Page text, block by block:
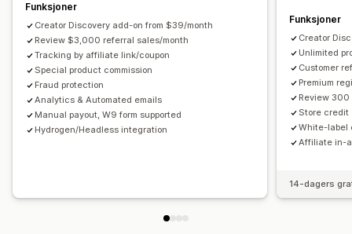
Samarbeidspartner-opplevelse
Tilpassede instrumentbord
Tilpasset registrering
Merkevareportal Tilpassede lenker og rabatter
Tilpasset domene Tilpassede skjemaer
Tilpasset merkevarebygging
Betalinger
Automatiske betalinger
Funksjoner
Creator Discovery add-on from $39/month
Review $3,000 referral sales/month
Tracking by affiliate link/coupon
Special product commission
Fraud protection
Analytics & Automated emails
Manual payout, W9 form supported
Hydrogen/Headless integration
Funksjoner
Creator
Unlimited
Customer
Premium
Review
Store credit
White-label
Affiliate in-
14-dagers